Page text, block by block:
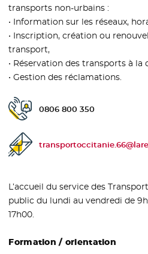
transports non-urbains :
• Information sur les réseaux,
• Inscription, création ou
transport,
• Réservation des transports à la
• Gestion des réclamations.
Téléphone public :
0806 800 350
Email de contact :
L’accueil du service des
public du lundi au vendredi de
17h00.
Formation / orientation